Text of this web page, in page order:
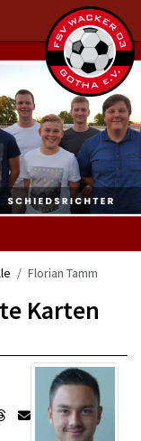
Florian Tamm
Karten